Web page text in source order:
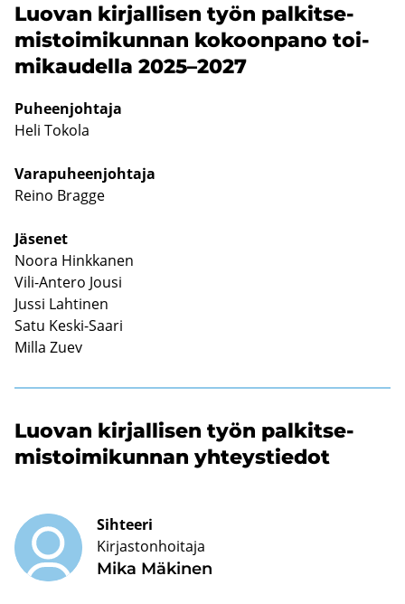
Luo­van kir­jal­li­sen työn pal­kit­se­
mis­toi­mi­kun­nan ko­koon­pa­no toi­
mi­kau­del­la 2025–2027
Pu­heen­joh­ta­ja
Heli To­ko­la
Va­ra­pu­heen­joh­ta­ja
Reino Brag­ge
Jä­se­net
Noora Hink­ka­nen
Vili-​Antero Jousi
Jussi Lah­ti­nen
Satu Keski-​Saari
Milla Zuev
Luo­van kir­jal­li­sen työn pal­kit­se­
mis­toi­mi­kun­nan yh­teys­tie­dot
Mika Mä­ki­nen
Sihteeri
Kirjastonhoitaja